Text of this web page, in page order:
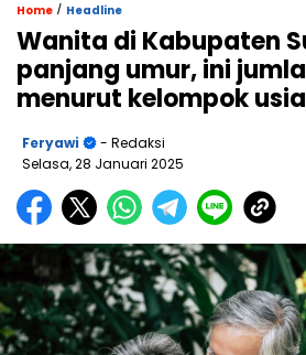
Home / Headline
Wanita di Kabupaten
panjang umur, ini
menurut kelompok usia
Feryawi
- Redaksi
Selasa, 28 Januari 2025